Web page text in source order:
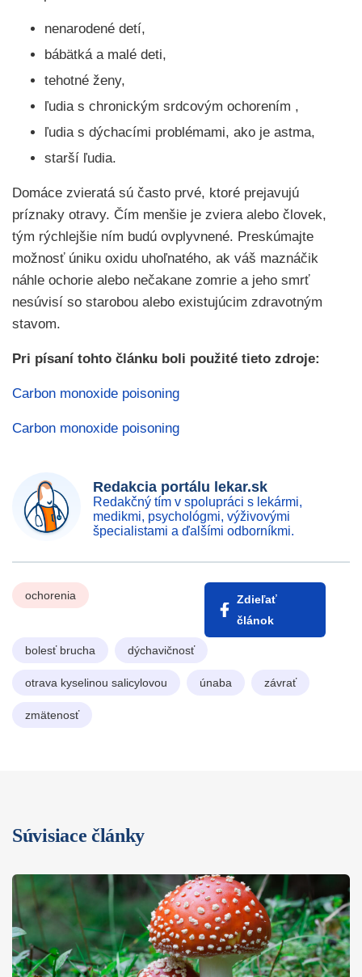
nenarodené detí,
bábätká a malé deti,
tehotné ženy,
ľudia s chronickým srdcovým ochorením ,
ľudia s dýchacími problémami, ako je astma,
starší ľudia.
Domáce zvieratá sú často prvé, ktoré prejavujú
príznaky otravy. Čím menšie je zviera alebo človek,
tým rýchlejšie ním budú ovplyvnené. Preskúmajte
možnosť úniku oxidu uhoľnatého, ak váš maznáčik
náhle ochorie alebo nečakane zomrie a jeho smrť
nesúvisí so starobou alebo existujúcim zdravotným
stavom.
Pri písaní tohto článku boli použité tieto zdroje:
Carbon monoxide poisoning
Carbon monoxide poisoning
Redakcia portálu lekar.sk
Redakčný tím v spolupráci s lekármi,
medikmi, psychológmi, výživovými
špecialistami a ďalšími odborníkmi.
ochorenia
Zdieľať
článok
bolesť brucha dýchavičnosť
otrava kyselinou salicylovou únaba závrať
zmätenosť
Súvisiace články